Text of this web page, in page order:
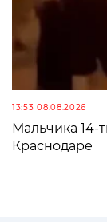
13:53 08.08.2026
Мальчика 14-
Краснодаре